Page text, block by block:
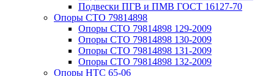
Подвески ПГВ и ПМВ ГОСТ 16127-70
Опоры СТО 79814898
Опоры СТО 79814898 129-2009
Опоры СТО 79814898 130-2009
Опоры СТО 79814898 131-2009
Опоры СТО 79814898 132-2009
Опоры НТС 65-06